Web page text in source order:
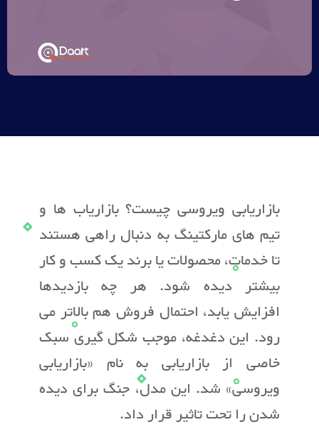
بازاریابی ویروسی چیست؟ بازاریاب ها و
تیم های مارکتینگ به دنبال راهی هستند
تا خدمات، محصولات یا برند یک کسب و کار
بیشتر دیده شود. هر چه بازدیدها
افزایش یابد، احتمال فروش هم بالاتر می
رود. این دغدغه، موجب شکل گیری سبک
خاصی از بازاریابی به نام «بازاریابی
ویروسی» شد. این مدل، جنگ برای دیده
شدن را تحت تاثیر قرار داد.